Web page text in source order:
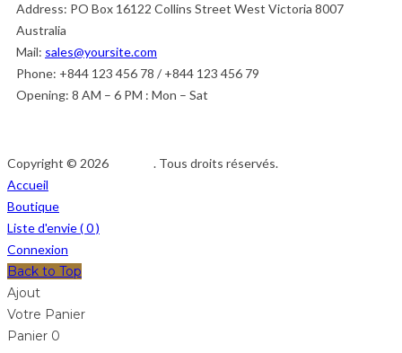
Address: PO Box 16122 Collins Street West Victoria 8007
Australia
Mail: sales@yoursite.com
Phone: +844 123 456 78 / +844 123 456 79
Opening: 8 AM – 6 PM : Mon – Sat
Copyright © 2026
. Tous droits réservés.
Accueil
Boutique
Liste d'envie (0)
Connexion
Back to Top
Ajout
Votre Panier
Panier 0